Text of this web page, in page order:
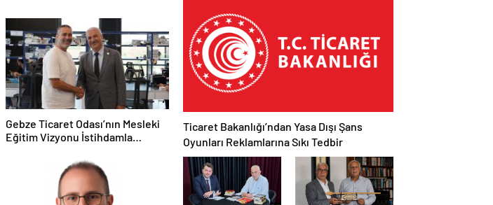
Gebze Ticaret Odası’nın Mesleki
Eğitim Vizyonu İstihdamla
Etabı Başlıyor
Ticaret Bakanlığı’ndan Yasa Dışı Şans
Oyunları Reklamlarına Sıkı Tedbir